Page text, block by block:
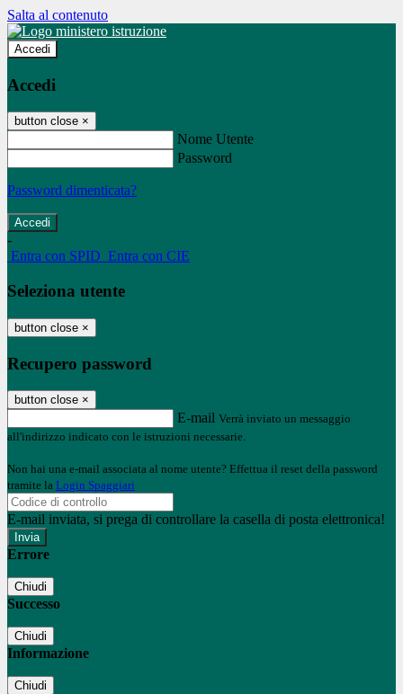
Salta al contenuto
Accedi
Accedi
button close ×
Nome Utente
Password
Password dimenticata?
-
Entra con SPID Entra con CIE
Seleziona utente
button close ×
Recupero password
button close ×
E-mail Verrà inviato un messaggio
all'indirizzo indicato con le istruzioni necessarie.
Non hai una e-mail associata al nome utente? Effettua il reset della password
tramite la Login Spaggiari
E-mail inviata, si prega di controllare la casella di posta elettronica!
Errore
Chiudi
Successo
Chiudi
Informazione
Chiudi